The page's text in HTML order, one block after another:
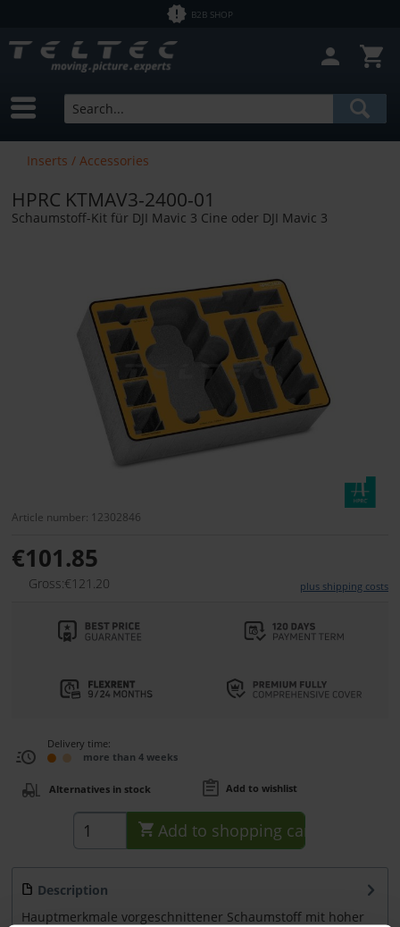
B2B SHOP
Inserts / Accessories
HPRC KTMAV3-2400-01
Schaumstoff-Kit für DJI Mavic 3 Cine oder DJI Mavic 3
Article number: 12302846
€101.85
Gross:€121.20 plus shipping costs
Delivery time:
more than 4 weeks
Alternatives in stock Add to wishlist
Add to shopping cart
Description
Hauptmerkmale vorgeschnittener Schaumstoff mit hoher